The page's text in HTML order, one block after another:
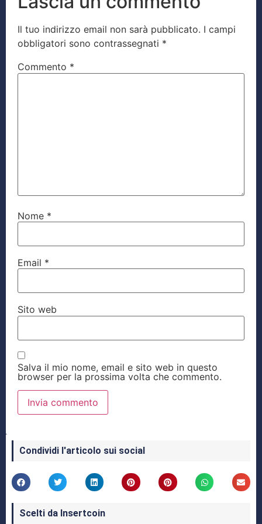
Il tuo indirizzo email non sarà pubblicato. I campi
obbligatori sono contrassegnati *
Commento *
Nome *
Email *
Sito web
Salva il mio nome, email e sito web in questo
browser per la prossima volta che commento.
Condividi l'articolo sui social
Scelti da Insertcoin